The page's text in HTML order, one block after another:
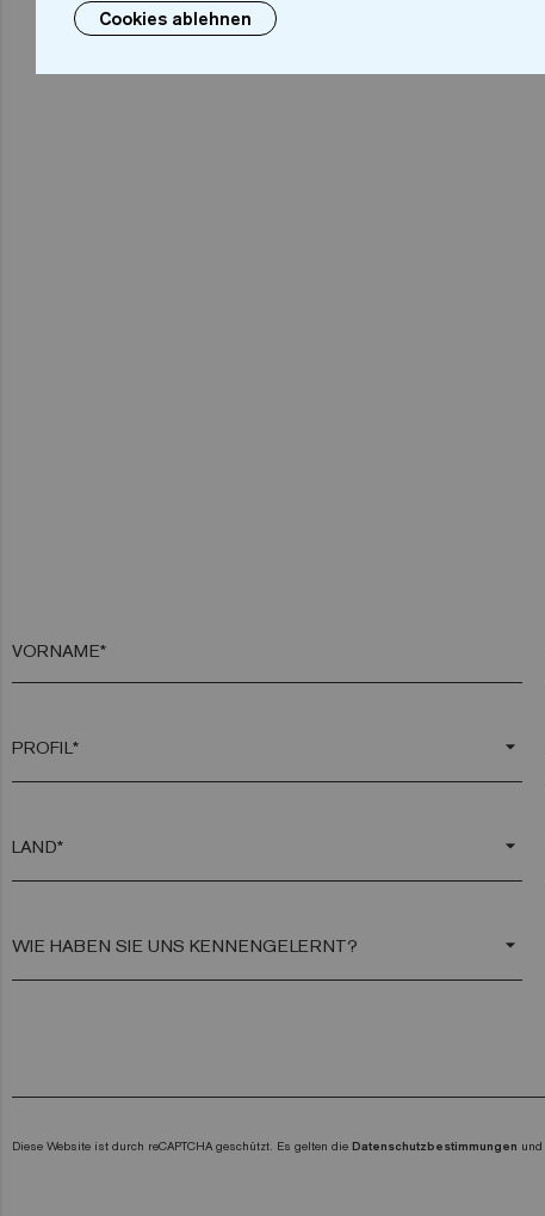
VORNAME*
arrow_drop_down
arrow_drop_down
arrow_drop_down
Diese Website ist durch reCAPTCHA geschützt. Es gelten die Datenschutzbestimmungen und
Cookies ablehnen